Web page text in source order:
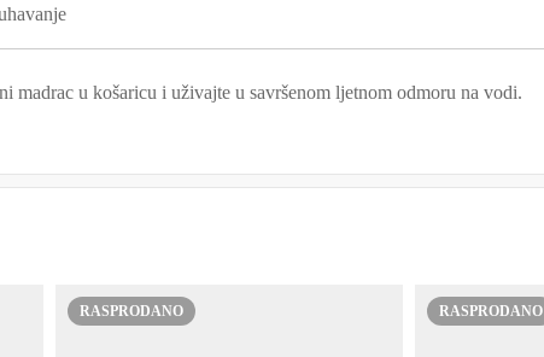
madrac u košaricu i uživajte u savršenom ljetnom odmoru na vodi.
RASPRODANO RASPRODANO